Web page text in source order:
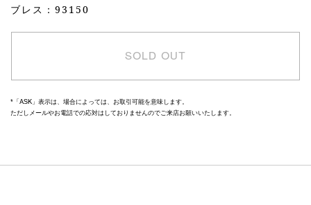
ブレス：93150
SOLD OUT
*「ASK」表示は、場合によっては、お取引可能を意味します。
ただしメールやお電話での応対はしておりませんのでご来店お願いいたします。